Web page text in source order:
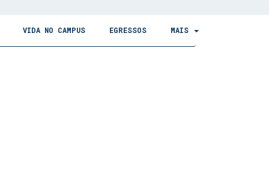
VIDA NO CAMPUS EGRESSOS MAIS